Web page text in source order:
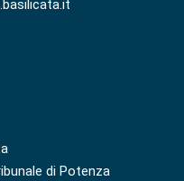
di Potenza